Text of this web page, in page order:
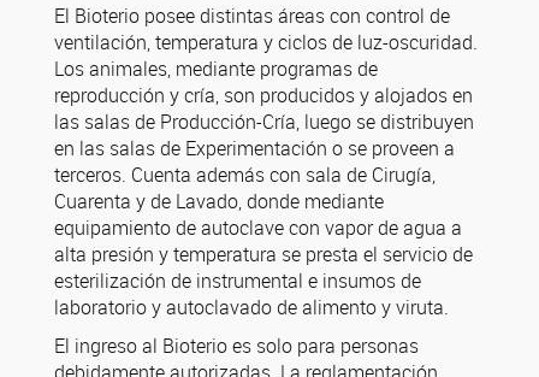
El Bioterio posee distintas áreas con control de
ventilación, temperatura y ciclos de luz-oscuridad.
Los animales, mediante programas de
reproducción y cría, son producidos y alojados en
las salas de Producción-Cría, luego se distribuyen
en las salas de Experimentación o se proveen a
terceros. Cuenta además con sala de Cirugía,
Cuarenta y de Lavado, donde mediante
equipamiento de autoclave con vapor de agua a
alta presión y temperatura se presta el servicio de
esterilización de instrumental e insumos de
laboratorio y autoclavado de alimento y viruta.
El ingreso al Bioterio es solo para personas
debidamente autorizadas. La reglamentación